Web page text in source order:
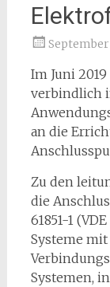
September
Im Juni
verbindlich
an die
Zu den
die
61851-1
Systeme
Systemen,